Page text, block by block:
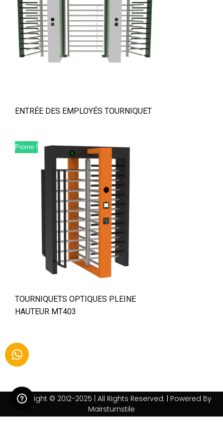
ENTRÉE DES EMPLOYÉS TOURNIQUET
Promo !
TOURNIQUETS OPTIQUES PLEINE
HAUTEUR MT403
Copyright © 2012-2025 | All Rights Reserved. | Powered By
Mairsturnstile